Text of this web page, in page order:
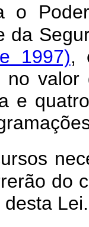
o
da
1997),
no
e
do
Lei.